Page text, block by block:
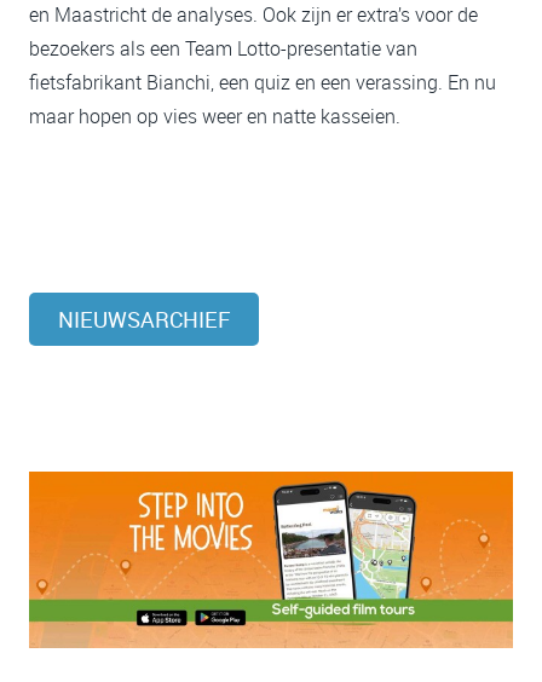
en Maastricht de analyses. Ook zijn er extra’s voor de
bezoekers als een Team Lotto-presentatie van
fietsfabrikant Bianchi, een quiz en een verassing. En nu
maar hopen op vies weer en natte kasseien.
NIEUWSARCHIEF